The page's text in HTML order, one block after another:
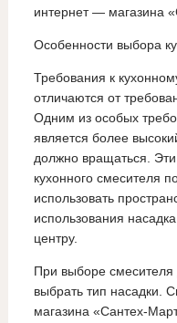
интернет — магазина
Особенности выбора
Требования к
отличаются от
Одним из особых
является более
должно вращаться. Эти
кухонного смесителя
использовать
использования
центру.
При выборе
выбрать тип насадки.
магазина «Сантех-